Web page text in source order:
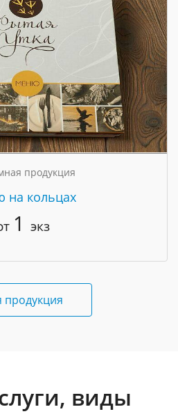
продукция
на кольцах
1 экз
продукция
виды